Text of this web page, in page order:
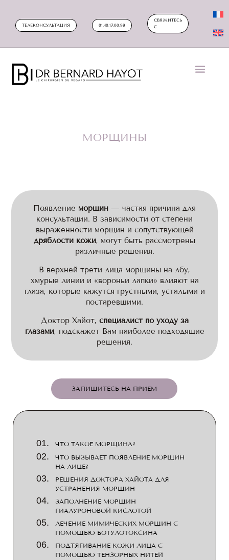
ТЕЛЕКОНСУЛЬТАЦИЯ 01.40.17.00.99
СВЯЖИТЕСЬ
С
МОРЩИНЫ
Появление морщин — частая причина для
консультации. В зависимости от степени
выраженности морщин и сопутствующей
дряблости кожи, могут быть рассмотрены
различные решения.
В верхней трети лица морщины на лбу,
хмурые линии и «вороньи лапки» влияют на
глаза, которые кажутся грустными, усталыми и
постаревшими.
Доктор Хайот, специалист по уходу за
глазами, подскажет Вам наиболее подходящие
решения.
ЗАПИШИТЕСЬ НА ПРИЕМ
ЧТО ТАКОЕ МОРЩИНА?
ЧТО ВЫЗЫВАЕТ ПОЯВЛЕНИЕ МОРЩИН
НА ЛИЦЕ?
РЕШЕНИЯ ДОКТОРА ХАЙОТА ДЛЯ
УСТРАНЕНИЯ МОРЩИН
ЗАПОЛНЕНИЕ МОРЩИН
ГИАЛУРОНОВОЙ КИСЛОТОЙ
ЛЕЧЕНИЕ МИМИЧЕСКИХ МОРЩИН С
ПОМОЩЬЮ БОТУЛОТОКСИНА
ПОДТЯГИВАНИЕ КОЖИ ЛИЦА С
ПОМОЩЬЮ ТЕНЗОРНЫХ НИТЕЙ